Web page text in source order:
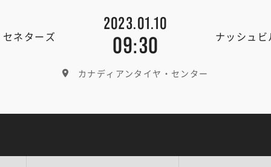
ネターズ
2023.01.10
09:30 ナッシュ
カナディアンタイヤ・センター